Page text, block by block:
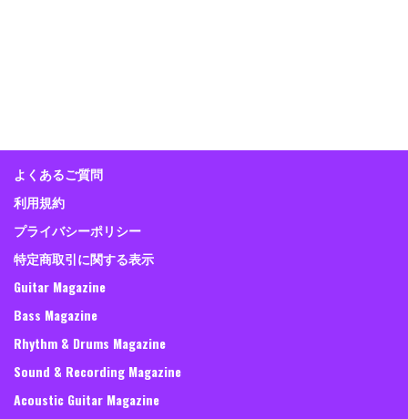
よくあるご質問
利用規約
プライバシーポリシー
特定商取引に関する表示
Guitar Magazine
Bass Magazine
Rhythm & Drums Magazine
Sound & Recording Magazine
Acoustic Guitar Magazine